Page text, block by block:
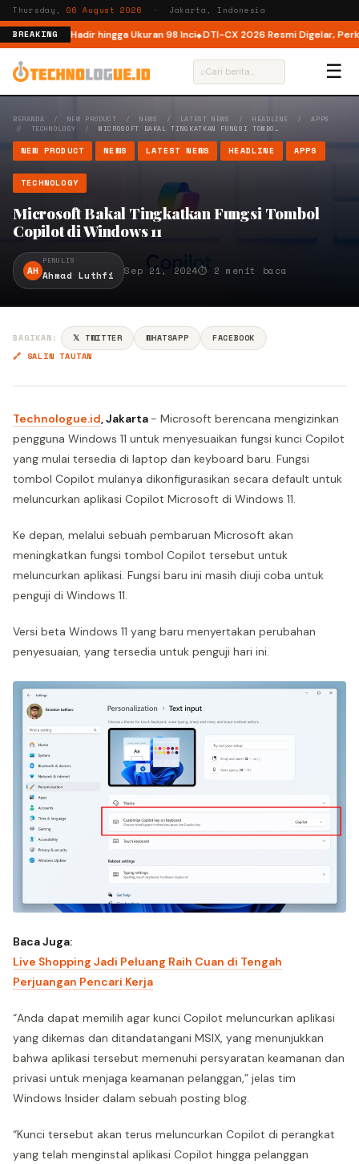
Thursday,06 August 2026 · Jakarta, Indonesia
BREAKINGKini Hadir hingga Ukuran 98 Inci DTI-CX 2026 Resmi Digelar,
⌕ ☰
BERANDA / NEW PRODUCT / NEWS / LATEST NEWS / HEADLINE /APPS
/ TECHNOLOGY /MICROSOFT BAKAL TINGKATKAN FUNGSI TOMBO…
NEW PRODUCT NEWS LATEST NEWS HEADLINE APPS
TECHNOLOGY
Microsoft Bakal Tingkatkan Fungsi Tombol
Copilot di Windows 11
AH
PENULIS
Ahmad Luthfi Sep 21, 2024⏱ 2 menit baca
BAGIKAN: 𝕏 TWITTER WHATSAPP
FACEBOOK
🔗 SALIN TAUTAN
Technologue.id, Jakarta - Microsoft berencana mengizinkan
pengguna Windows 11 untuk menyesuaikan fungsi kunci Copilot
yang mulai tersedia di laptop dan keyboard baru. Fungsi
tombol Copilot mulanya dikonfigurasikan secara default untuk
meluncurkan aplikasi Copilot Microsoft di Windows 11.
Ke depan, melalui sebuah pembaruan Microsoft akan
meningkatkan fungsi tombol Copilot tersebut untuk
meluncurkan aplikasi. Fungsi baru ini masih diuji coba untuk
penguji di Windows 11.
Versi beta Windows 11 yang baru menyertakan perubahan
penyesuaian, yang tersedia untuk penguji hari ini.
Baca Juga:
Live Shopping Jadi Peluang Raih Cuan di Tengah
Perjuangan Pencari Kerja
“Anda dapat memilih agar kunci Copilot meluncurkan aplikasi
yang dikemas dan ditandatangani MSIX, yang menunjukkan
bahwa aplikasi tersebut memenuhi persyaratan keamanan dan
privasi untuk menjaga keamanan pelanggan,” jelas tim
Windows Insider dalam sebuah posting blog.
“Kunci tersebut akan terus meluncurkan Copilot di perangkat
yang telah menginstal aplikasi Copilot hingga pelanggan